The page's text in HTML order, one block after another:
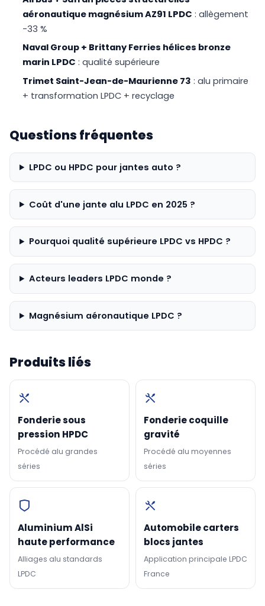
aéronautique magnésium AZ91 LPDC : allègement
-33 %
Naval Group + Brittany Ferries hélices bronze
marin LPDC : qualité supérieure
Trimet Saint-Jean-de-Maurienne 73 : alu primaire
+ transformation LPDC + recyclage
Questions fréquentes
LPDC ou HPDC pour jantes auto ?
Coût d'une jante alu LPDC en 2025 ?
Pourquoi qualité supérieure LPDC vs HPDC ?
Acteurs leaders LPDC monde ?
Magnésium aéronautique LPDC ?
Produits liés
Fonderie sous
pression HPDC
Procédé alu grandes
séries
Fonderie coquille
gravité
Procédé alu moyennes
séries
Aluminium AlSi
haute performance
Alliages alu standards
LPDC
Automobile carters
blocs jantes
Application principale LPDC
France